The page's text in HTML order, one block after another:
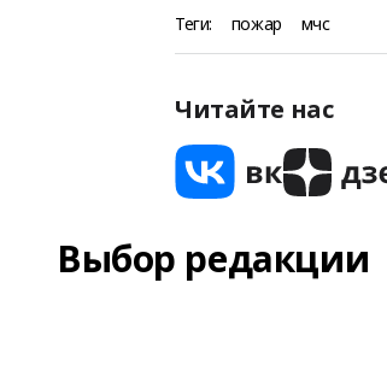
Теги: пожар мчс
Читайте нас
Выбор редакции